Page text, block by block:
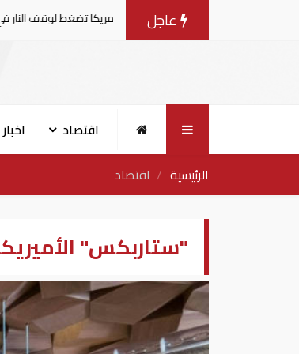
عاجل
مع إسرائيل.. وأمريكا تضغط لوقف النار في غزة
اقتصاد اخبار
الرئيسية
اقتصاد
"ستاربكس"